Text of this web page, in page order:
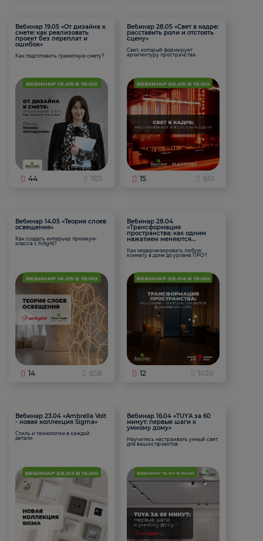
Вебинар 19.05 «От дизайна к
смете: как реализовать
проект без переплат и
ошибок»
Как подготовить грамотную смету?
44 1101
Вебинар 28.05 «Свет в кадре:
расставить роли и отстоять
сцену»
Свет, который формирует
архитектуру пространства.
15 651
Вебинар 14.05 «Теория слоев
освещения»
Как создать интерьер премиум-
класса с Arlight?
14 658
Вебинар 28.04
«Трансформация
пространства: как одним
нажатием меняются
Как модернизировать любую
комнату в доме до уровня ПРО?
12 1020
Вебинар 23.04 «Ambrella Volt
- новая коллекция Sigma»
Стиль и технологии в каждой
детали
Вебинар 16.04 «TUYA за 60
минут: первые шаги к
умному дому»
Научитесь настраивать умный свет
для ваших проектов